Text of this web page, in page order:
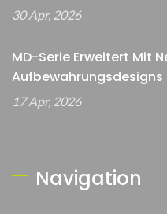
30 Apr, 2026
MD-Serie Erweitert Mit
Aufbewahrungsdesigns
17 Apr, 2026
Navigation